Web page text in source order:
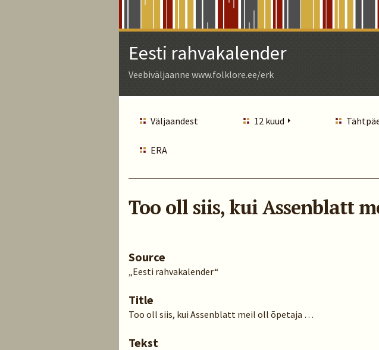
Eesti rahvakalender
Veebiväljaanne www.folklore.ee/erk
Väljaandest 12 kuud
ERA
Too oll siis, kui Assenblatt
Source
„Eesti rahvakalender“
Title
Too oll siis, kui Assenblatt meil oll õpetaja …
Tekst